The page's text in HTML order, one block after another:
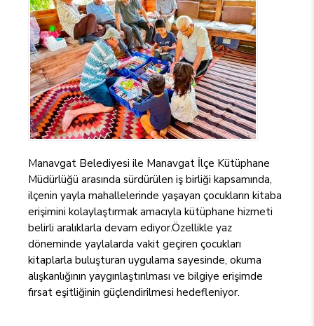
Manavgat Belediyesi ile Manavgat İlçe Kütüphane
Müdürlüğü arasında sürdürülen iş birliği kapsamında,
ilçenin yayla mahallelerinde yaşayan çocukların kitaba
erişimini kolaylaştırmak amacıyla kütüphane hizmeti
belirli aralıklarla devam ediyor.Özellikle yaz
döneminde yaylalarda vakit geçiren çocukları
kitaplarla buluşturan uygulama sayesinde, okuma
alışkanlığının yaygınlaştırılması ve bilgiye erişimde
fırsat eşitliğinin güçlendirilmesi hedefleniyor.